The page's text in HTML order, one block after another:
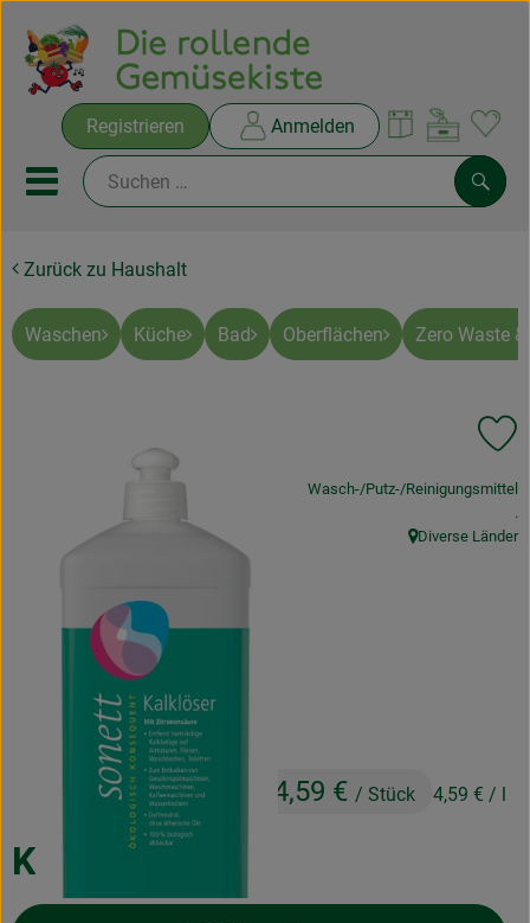
Registrieren Anmelden
Mobiles Menu öffnen oder
Ökokisten
Rezepte
NEUES & ANGEBOTE
Obst & Gemüse
Naturkost
Getränke
Drogerie & Diverses
Lieferservice
Über uns
Zurück zu Haushalt
Waschen Küche Bad Oberflächen Zero Waste
Kalklöser 1l
4,59 € / Stück 4,59 € / l
, Verband:
Wasch-/Putz-/Reinigungsmittel
,
.
, Herkunft:
Diverse Länder